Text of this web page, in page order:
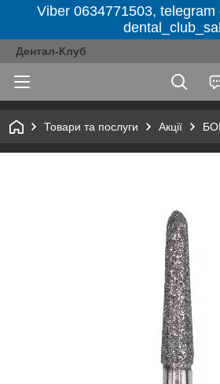
Viber 0634771503, telegram
Дентал-Клуб
Товари та послуги Акції